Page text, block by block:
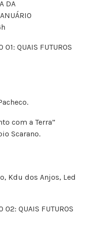
DA
01: QUAIS FUTUROS
com a Terra”
Scarano.
Kdu dos Anjos, Led
02: QUAIS FUTUROS